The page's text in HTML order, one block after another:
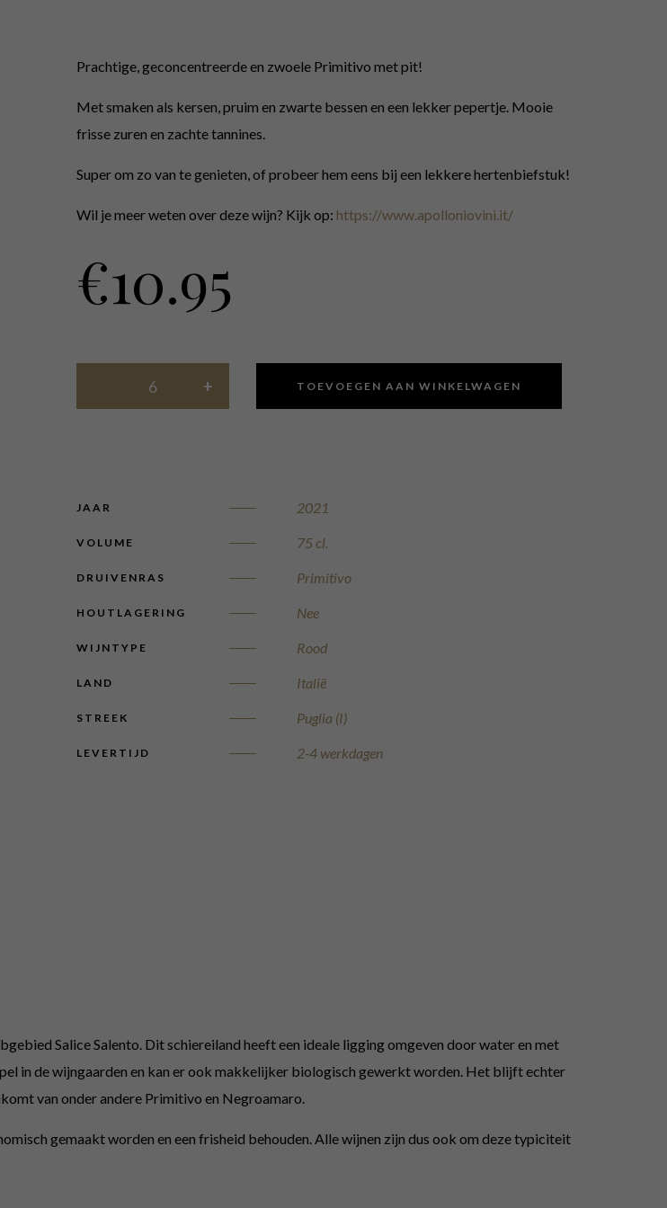
Prachtige, geconcentreerde en zwoele Primitivo met pit!
Met smaken als kersen, pruim en zwarte bessen en een lekker pepertje. Mooie
frisse zuren en zachte tannines.
Super om zo van te genieten, of probeer hem eens bij een lekkere hertenbiefstuk!
Wil je meer weten over deze wijn? Kijk op: https://www.apolloniovini.it/
€10.95
TOEVOEGEN AAN WINKELWAGEN
JAAR 2021
VOLUME 75 cl.
DRUIVENRAS Primitivo
HOUTLAGERING Nee
WIJNTYPE Rood
LAND Italië
STREEK Puglia (I)
LEVERTIJD 2-4 werkdagen
Salice Salento. Dit schiereiland heeft een ideale ligging omgeven door water en met
in de wijngaarden en kan er ook makkelijker biologisch gewerkt worden. Het blijft echter
van onder andere Primitivo en Negroamaro.
gemaakt worden en een frisheid behouden. Alle wijnen zijn dus ook om deze typiciteit